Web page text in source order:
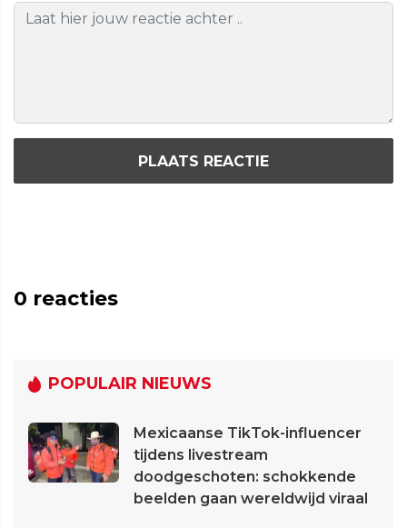
PLAATS REACTIE
0 reacties
POPULAIR NIEUWS
Mexicaanse TikTok-influencer
tijdens livestream
doodgeschoten: schokkende
beelden gaan wereldwijd viraal